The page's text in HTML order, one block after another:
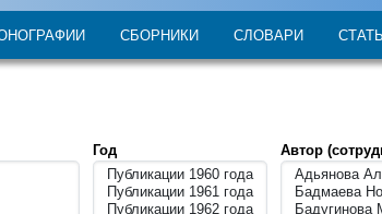
СБОРНИКИ СЛОВАРИ
Год Автор